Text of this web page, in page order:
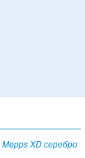
XD серебро